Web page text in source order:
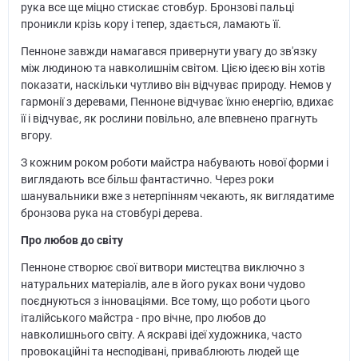
рука все ще міцно стискає стовбур. Бронзові пальці
проникли крізь кору і тепер, здається, ламають її.
Пенноне завжди намагався привернути увагу до зв'язку
між людиною та навколишнім світом. Цією ідеєю він хотів
показати, наскільки чутливо він відчуває природу. Немов у
гармонії з деревами, Пенноне відчуває їхню енергію, вдихає
її і відчуває, як рослини повільно, але впевнено прагнуть
вгору.
З кожним роком роботи майстра набувають нової форми і
виглядають все більш фантастично. Через роки
шанувальники вже з нетерпінням чекають, як виглядатиме
бронзова рука на стовбурі дерева.
Про любов до світу
Пенноне створює свої витвори мистецтва виключно з
натуральних матеріалів, але в його руках вони чудово
поєднуються з інноваціями. Все тому, що роботи цього
італійського майстра - про вічне, про любов до
навколишнього світу. А яскраві ідеї художника, часто
провокаційні та несподівані, приваблюють людей ще